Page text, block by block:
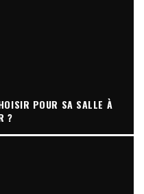
POUR SA SALLE À
?